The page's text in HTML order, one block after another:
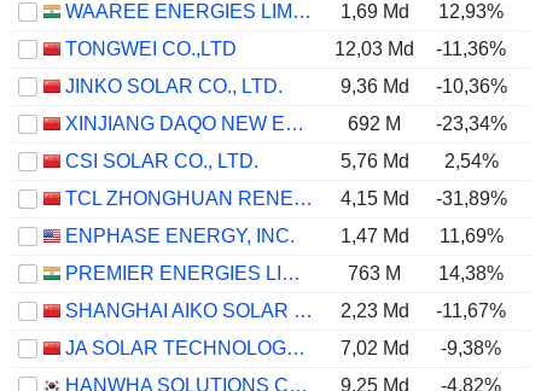
WAAREE ENERGIES LIMITED
1,69 Md 12,93%
TONGWEI CO.,LTD
12,03 Md -11,36%
JINKO SOLAR CO., LTD.
9,36 Md -10,36%
XINJIANG DAQO NEW ENERGY CO.,LTD.
692 M -23,34%
CSI SOLAR CO., LTD.
5,76 Md 2,54%
TCL ZHONGHUAN RENEWABLE ENERGY TECHNOLOGY CO.,LTD.
4,15 Md -31,89%
ENPHASE ENERGY, INC.
1,47 Md 11,69%
PREMIER ENERGIES LIMITED
763 M 14,38%
SHANGHAI AIKO SOLAR ENERGY CO.,LTD.
2,23 Md -11,67%
JA SOLAR TECHNOLOGY CO., LTD.
7,02 Md -9,38%
HANWHA SOLUTIONS CORPORATION
9,25 Md -4,82%